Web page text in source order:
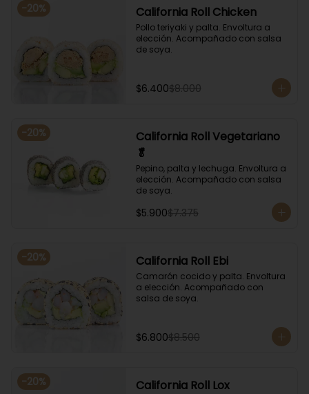
-20% California Roll Chicken
Pollo teriyaki y palta. Envoltura a
elección. Acompañado con salsa
de soya.
$6.400$8.000
-20%
California Roll Vegetariano
🥬
Pepino, palta y lechuga. Envoltura a
elección. Acompañado con salsa
de soya.
$5.900$7.375
-20% California Roll Ebi
Camarón cocido y palta. Envoltura
a elección. Acompañado con
salsa de soya.
$6.800$8.500
-20% California Roll Lox